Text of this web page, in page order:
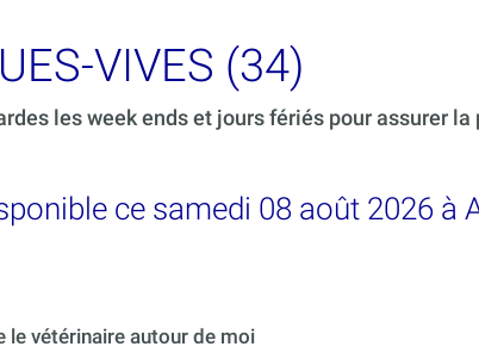
VIVES (34)
les week ends et jours fériés pour assurer
ce samedi 08 août 2026 à
le vétérinaire autour de moi